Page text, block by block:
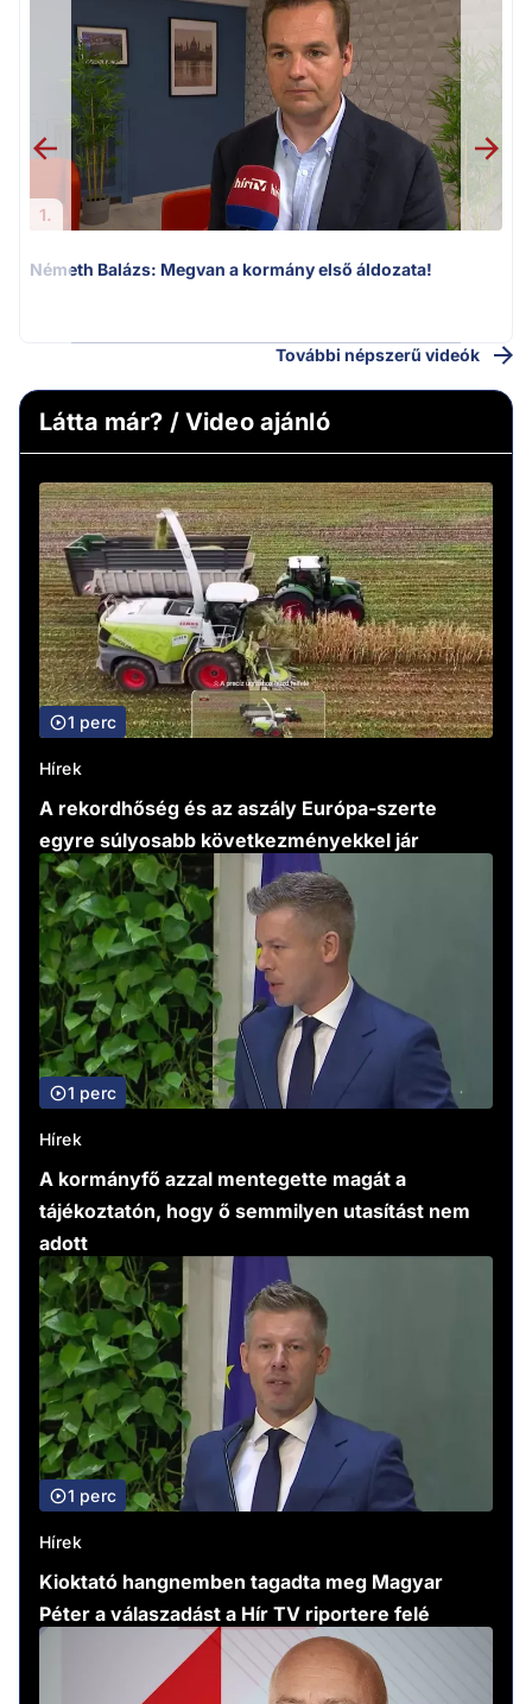
1.
Németh Balázs: Megvan a kormány első áldozata!
További népszerű videók
Látta már? / Video ajánló
1 perc
Hírek
A rekordhőség és az aszály Európa-szerte
egyre súlyosabb következményekkel jár
1 perc
Hírek
A kormányfő azzal mentegette magát a
tájékoztatón, hogy ő semmilyen utasítást nem
adott
1 perc
Hírek
Kioktató hangnemben tagadta meg Magyar
Péter a válaszadást a Hír TV riportere felé